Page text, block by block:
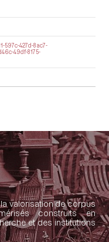
597c-427d-8ac7-
49df-8175-
valorisation de corpus
construits en
et des institutions